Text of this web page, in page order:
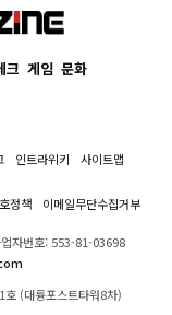
크 게임 문화
인트라위키 사이트맵
정책 이메일무단수집거부
자번호: 553-81-03698
(대륭포스트타워8차)